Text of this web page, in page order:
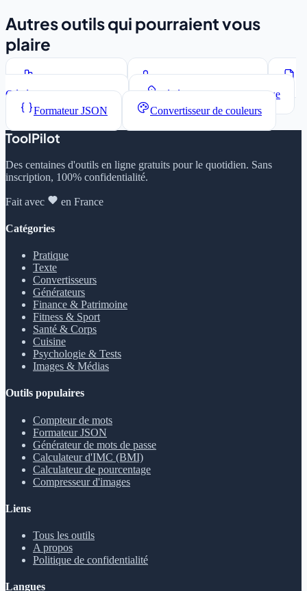
Autres outils qui pourraient vous
plaire
Compteur de mots
Convertisseur de casse
Générateur Lorem Ipsum
Générateur de mots de passe
Formateur JSON
Convertisseur de couleurs
ToolPilot
Des centaines d'outils en ligne gratuits pour le quotidien. Sans
inscription, 100% confidentialité.
Fait avec en France
Catégories
Pratique
Texte
Convertisseurs
Générateurs
Finance & Patrimoine
Fitness & Sport
Santé & Corps
Cuisine
Psychologie & Tests
Images & Médias
Outils populaires
Compteur de mots
Formateur JSON
Générateur de mots de passe
Calculateur d'IMC (BMI)
Calculateur de pourcentage
Compresseur d'images
Liens
Tous les outils
A propos
Politique de confidentialité
Langues